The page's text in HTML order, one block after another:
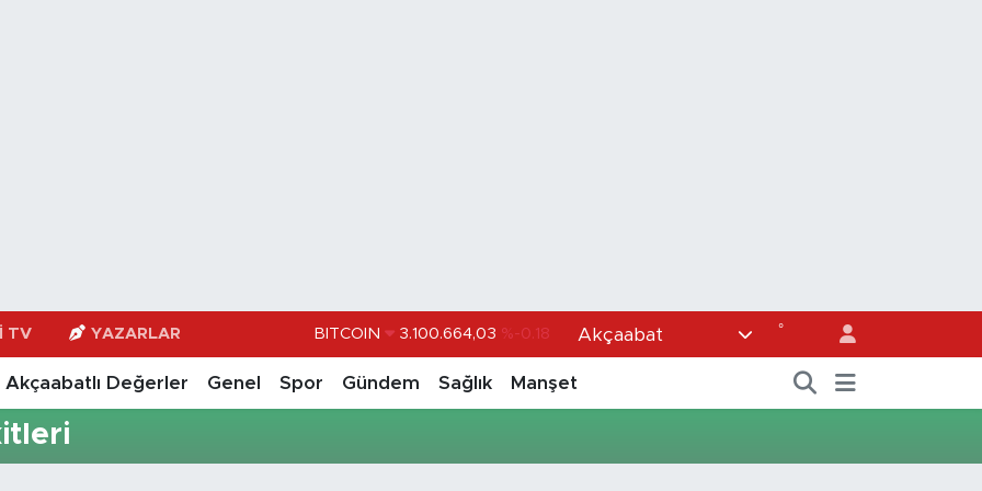
TV YAZARLAR BITCOIN 3.100.664,03 %-0.18
DOLAR 47,7436 %0.18
EURO 55,2510 %0.32
Akçaabat °
Akçaabatlı Değerler Genel Spor Gündem Sağlık Manşet